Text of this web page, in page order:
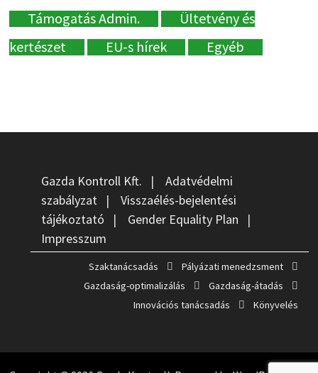
Támogatás Admin.
Ültetvény és
kertészet
EU-s hírek Egyéb
Gazda Kontroll Kft. | Adatvédelmi
szabályzat| Visszaélés-bejelentési
tájékoztató | Gender Equality Plan |
Impresszum
Szaktanácsadás
Pályázati menedzsment
Gazdaság-optimalizálás
Gazdaság-átadás
Innovációs tanácsadás
Könyvelés